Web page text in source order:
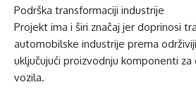
Podrška transformaciji industrije
Projekt ima i širi značaj jer doprinosi
automobilske industrije prema
uključujući proizvodnju komponenti za
vozila.